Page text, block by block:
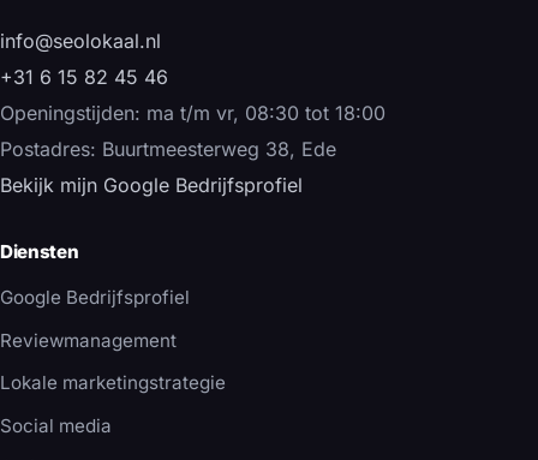
info@seolokaal.nl
+31 6 15 82 45 46
Openingstijden: ma t/m vr, 08:30 tot 18:00
Postadres: Buurtmeesterweg 38, Ede
Bekijk mijn Google Bedrijfsprofiel
Diensten
Google Bedrijfsprofiel
Reviewmanagement
Lokale marketingstrategie
Social media